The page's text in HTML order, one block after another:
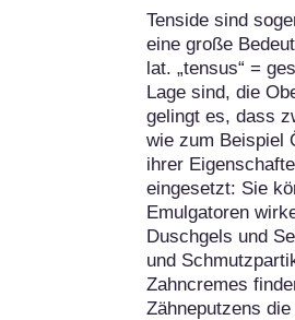
Tenside sind
eine große
lat. „tensus“ =
Lage sind, die
gelingt es, dass
wie zum Beispiel
ihrer
eingesetzt: Sie
Emulgatoren
Duschgels und
und
Zahncremes
Zähneputzens